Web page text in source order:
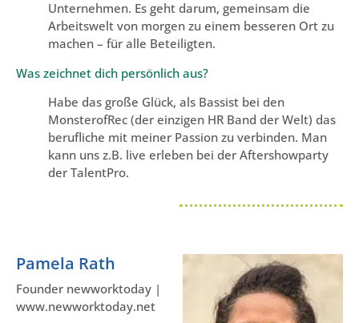
Unternehmen. Es geht darum, gemeinsam die
Arbeitswelt von morgen zu einem besseren Ort zu
machen – für alle Beteiligten.
Was zeichnet dich persönlich aus?
Habe das große Glück, als Bassist bei den
MonsterofRec (der einzigen HR Band der Welt) das
berufliche mit meiner Passion zu verbinden. Man
kann uns z.B. live erleben bei der Aftershowparty
der TalentPro.
Pamela Rath
Founder newworktoday |
www.newworktoday.net